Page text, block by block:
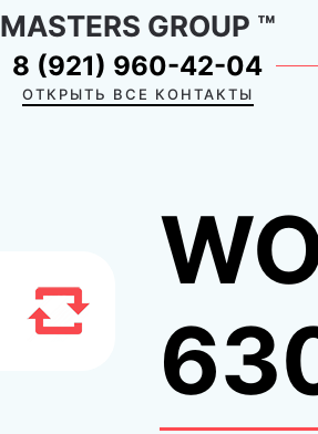
MASTERS GROUP ™
8 (921) 960-42-04
ОТКРЫТЬ ВСЕ КОНТАКТЫ